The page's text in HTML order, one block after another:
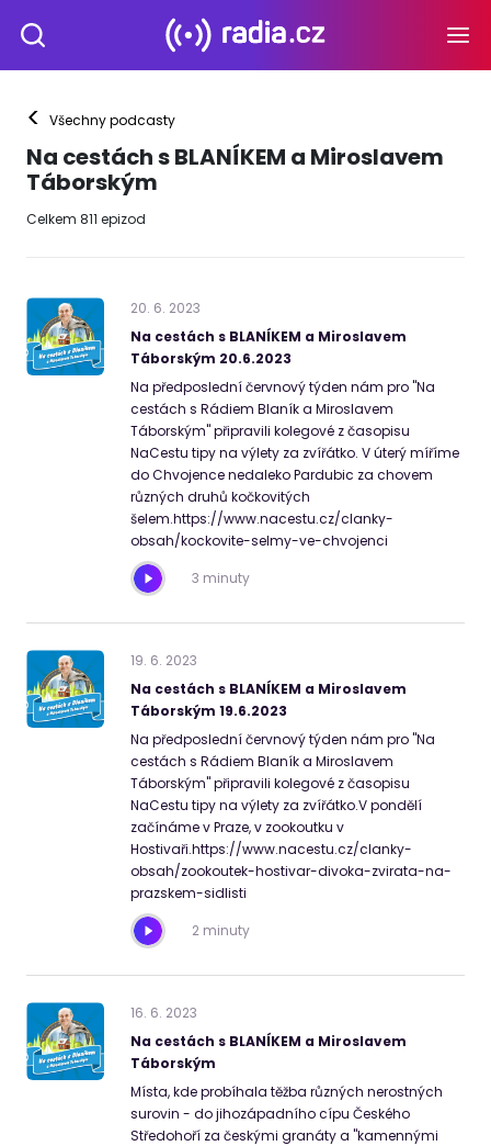
< Všechny podcasty
Na cestách s BLANÍKEM a Miroslavem
Táborským
Celkem 811 epizod
20. 6. 2023
Na cestách s BLANÍKEM a Miroslavem
Táborským 20.6.2023
Na předposlední červnový týden nám pro "Na
cestách s Rádiem Blaník a Miroslavem
Táborským" připravili kolegové z časopisu
NaCestu tipy na výlety za zvířátko. V úterý míříme
do Chvojence nedaleko Pardubic za chovem
různých druhů kočkovitých
šelem.https://www.nacestu.cz/clanky-
obsah/kockovite-selmy-ve-chvojenci
3 minuty
19. 6. 2023
Na cestách s BLANÍKEM a Miroslavem
Táborským 19.6.2023
Na předposlední červnový týden nám pro "Na
cestách s Rádiem Blaník a Miroslavem
Táborským" připravili kolegové z časopisu
NaCestu tipy na výlety za zvířátko.V pondělí
začínáme v Praze, v zookoutku v
Hostivaři.https://www.nacestu.cz/clanky-
obsah/zookoutek-hostivar-divoka-zvirata-na-
prazskem-sidlisti
2 minuty
16. 6. 2023
Na cestách s BLANÍKEM a Miroslavem
Táborským
Místa, kde probíhala těžba různých nerostných
surovin - do jihozápadního cípu Českého
Středohoří za českými granáty a "kamennými